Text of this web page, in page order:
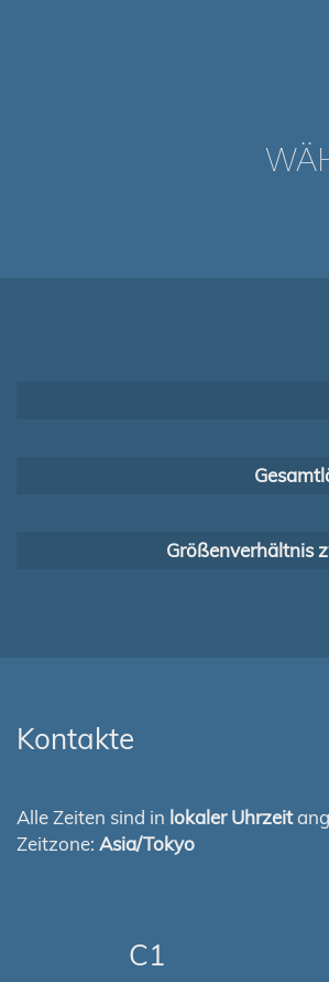
Größenverhältnis
Kontakte
Alle Zeiten sind in lokaler Uhrzeit
Zeitzone: Asia/Tokyo
C1